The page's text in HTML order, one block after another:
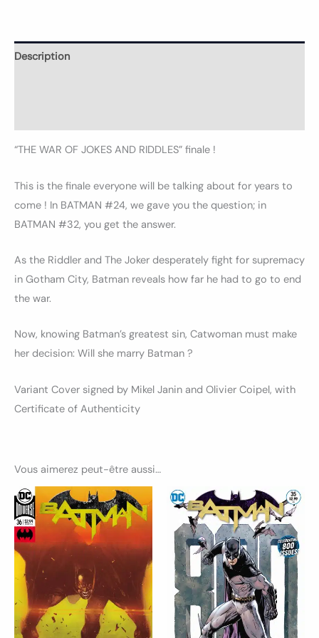
Description
“THE WAR OF JOKES AND RIDDLES” finale !
This is the finale everyone will be talking about for years to
come ! In BATMAN #24, we gave you the question; in
BATMAN #32, you get the answer.
As the Riddler and The Joker desperately fight for supremacy
in Gotham City, Batman reveals how far he had to go to end
the war.
Now, knowing Batman’s greatest sin, Catwoman must make
her decision: Will she marry Batman ?
Variant Cover signed by Mikel Janin and Olivier Coipel, with
Certificate of Authenticity
Vous aimerez peut-être aussi…
produit
plusieurs
variations.
Les
options
peuvent
Ce
a
Les